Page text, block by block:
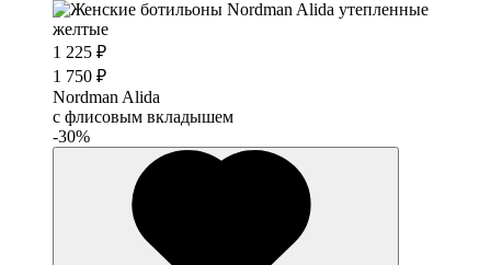
1 225 ₽
1 750 ₽
Nordman Alida
с флисовым вкладышем
-30%